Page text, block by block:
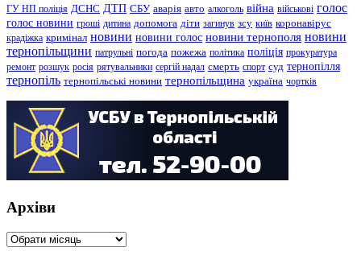
ГУ НП поліція ДСНС ДТП СБУ аварія авто алкоголь війна військові голос
голос новини гроші дитина допомога діти загинув зсу київ коронавірус
крадіжка кримінал новини новини голос новини тернополя новини
тернопільщини патрульні погода пожежа політика поліція прокуратура
ремонт розшук росія рятувальники сергій надал смерть спорт суд тернопілля
тернопіль тернопільські новини тернопільщина україна чортків
Архіви
Архіви